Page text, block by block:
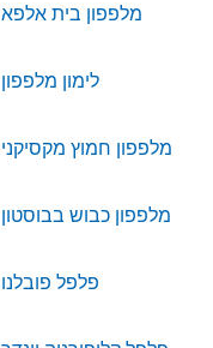
מלפפון בית אלפא
לימון מלפפון
מלפפון חמוץ מקסיקני
מלפפון כבוש בבוסטון
פלפל פובלנו